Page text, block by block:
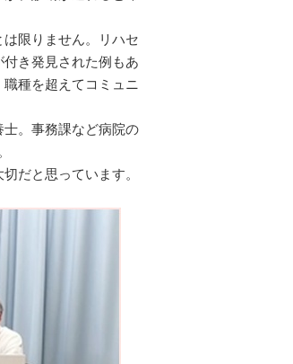
限りません。リハセ
き発見された例もあ
種を超えてコミュニ
。事務課など病院の
だと思っています。